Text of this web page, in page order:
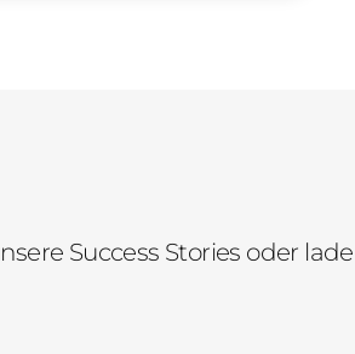
Success Stories oder